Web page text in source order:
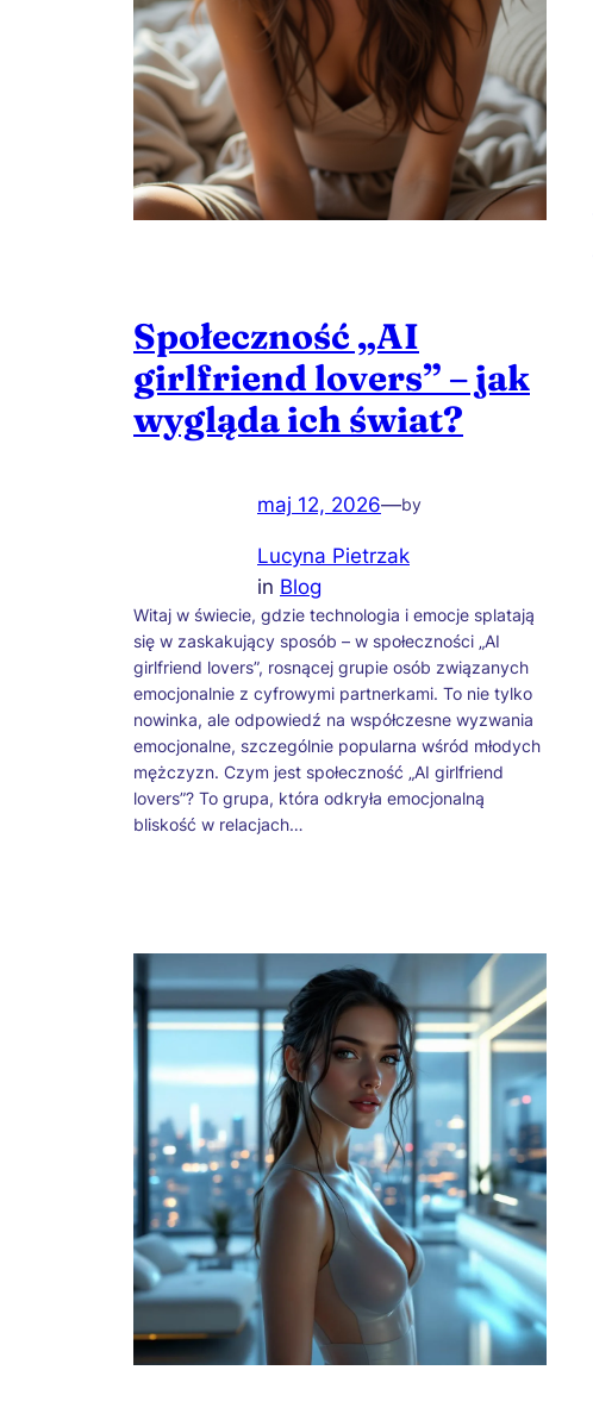
Społeczność „AI
girlfriend lovers” – jak
wygląda ich świat?
maj 12, 2026—by
Lucyna Pietrzak
in Blog
Witaj w świecie, gdzie technologia i emocje splatają
się w zaskakujący sposób – w społeczności „AI
girlfriend lovers”, rosnącej grupie osób związanych
emocjonalnie z cyfrowymi partnerkami. To nie tylko
nowinka, ale odpowiedź na współczesne wyzwania
emocjonalne, szczególnie popularna wśród młodych
mężczyzn. Czym jest społeczność „AI girlfriend
lovers”? To grupa, która odkryła emocjonalną
bliskość w relacjach…